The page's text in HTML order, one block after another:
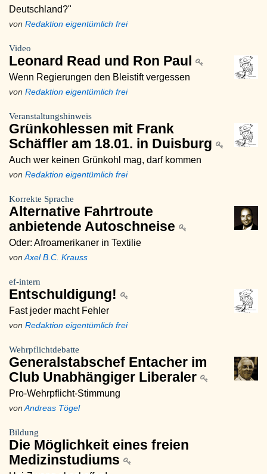
Deutschland?"
von Redaktion eigentümlich frei
Video
Leonard Read und Ron Paul
Wenn Regierungen den Bleistift vergessen
von Redaktion eigentümlich frei
Veranstaltungshinweis
Grünkohlessen mit Frank
Schäffler am 18.01. in Duisburg
Auch wer keinen Grünkohl mag, darf kommen
von Redaktion eigentümlich frei
Korrekte Sprache
Alternative Fahrtroute
anbietende Autoschneise
Oder: Afroamerikaner in Textilie
von Axel B.C. Krauss
ef-intern
Entschuldigung!
Fast jeder macht Fehler
von Redaktion eigentümlich frei
Wehrpflichtdebatte
Generalstabschef Entacher im
Club Unabhängiger Liberaler
Pro-Wehrpflicht-Stimmung
von Andreas Tögel
Bildung
Die Möglichkeit eines freien
Medizinstudiums